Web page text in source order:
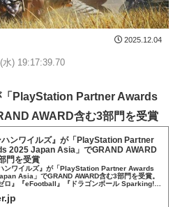
2025.12.04
水) 19:17:39.70
「PlayStation Partner Awards
AWARD含む3部門を受賞
ハンワイルズ』が「PlayStation Partner
2025 Japan Asia」でGRAND AWARD
門を受賞
ハンワイルズ』が「PlayStation Partner Awards
Asia」でGRAND AWARD含む3部門を受賞。
ゼロ』『eFootball』『ドラゴンボール Sparking!